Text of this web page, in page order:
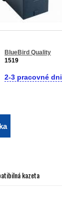
BlueBird Quality
1519
2-3 pracovné dni
kazeta